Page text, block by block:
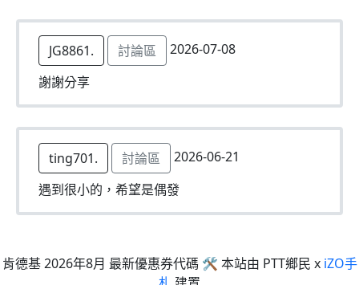
JG8861. 討論區
2026-07-08
謝謝分享
ting701. 討論區
2026-06-21
遇到很小的，希望是偶發
肯德基 2026年8月 最新優惠券代碼 🛠 本站由 PTT鄉民 x iZO手